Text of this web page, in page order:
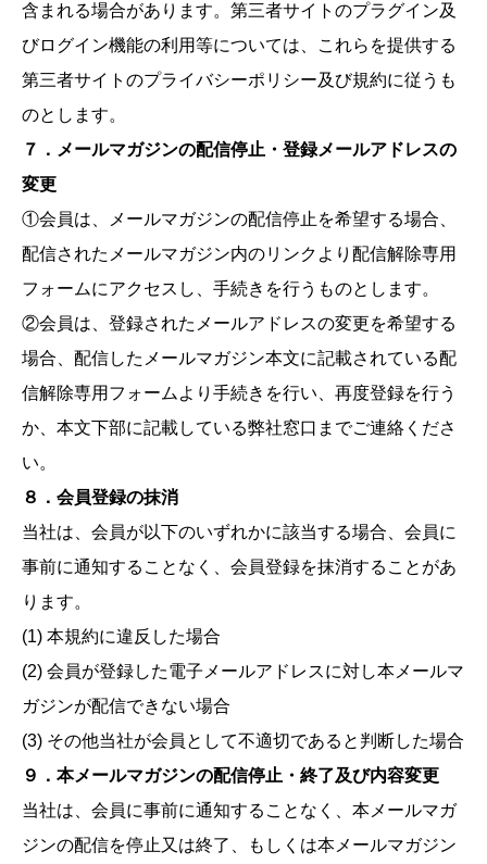
含まれる場合があります。第三者サイトのプラグイン及
びログイン機能の利用等については、これらを提供する
第三者サイトのプライバシーポリシー及び規約に従うも
のとします。
７．メールマガジンの配信停止・登録メールアドレスの
変更
①会員は、メールマガジンの配信停止を希望する場合、
配信されたメールマガジン内のリンクより配信解除専用
フォームにアクセスし、手続きを行うものとします。
②会員は、登録されたメールアドレスの変更を希望する
場合、配信したメールマガジン本文に記載されている配
信解除専用フォームより手続きを行い、再度登録を行う
か、本文下部に記載している弊社窓口までご連絡くださ
い。
８．会員登録の抹消
当社は、会員が以下のいずれかに該当する場合、会員に
事前に通知することなく、会員登録を抹消することがあ
ります。
(1) 本規約に違反した場合
(2) 会員が登録した電子メールアドレスに対し本メールマ
ガジンが配信できない場合
(3) その他当社が会員として不適切であると判断した場合
９．本メールマガジンの配信停止・終了及び内容変更
当社は、会員に事前に通知することなく、本メールマガ
ジンの配信を停止又は終了、もしくは本メールマガジン